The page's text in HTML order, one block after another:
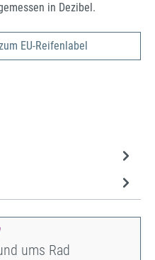
in Dezibel.
EU-Reifenlabel
ums Rad